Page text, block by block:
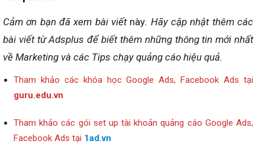
Cảm ơn bạn đã xem bài viết này. Hãy cập nhật thêm các
bài viết từ Adsplus để biết thêm những thông tin mới nhất
về Marketing và các Tips chạy quảng cáo hiệu quả.
Tham khảo các khóa học Google Ads, Facebook Ads tại
guru.edu.vn
Tham khảo các gói set up tài khoản quảng cáo Google Ads,
Facebook Ads tại 1ad.vn